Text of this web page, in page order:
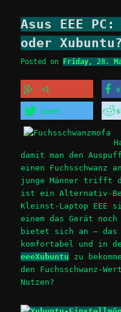
Asus EEE PC:
oder Xubuntu?
Posted on Friday, 28.
+1
tweet
damit man den
einen Fuchsschwanz
junge Männer trifft
ist ein Alternativ-
Kleinst-Laptop EEE
einem das Gerät
bietet sich an –
komfortabel und in
eeeXubuntu zu
den Fuchsschwanz-
Nutzen?